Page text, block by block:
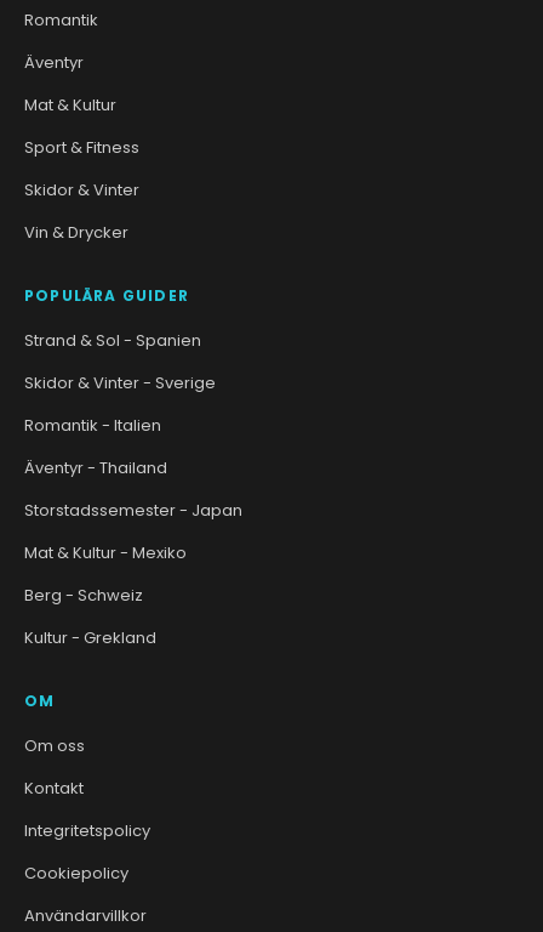
Romantik
Äventyr
Mat & Kultur
Sport & Fitness
Skidor & Vinter
Vin & Drycker
POPULÄRA GUIDER
Strand & Sol - Spanien
Skidor & Vinter - Sverige
Romantik - Italien
Äventyr - Thailand
Storstadssemester - Japan
Mat & Kultur - Mexiko
Berg - Schweiz
Kultur - Grekland
OM
Om oss
Kontakt
Integritetspolicy
Cookiepolicy
Användarvillkor